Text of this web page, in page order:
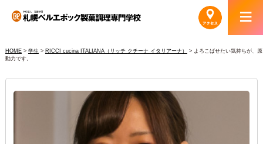
HOME> 学生 > RICCI cucina ITALIANA（リッチ クチーナ イタリアーナ） > よろこばせたい気持ちが、原
動力です。